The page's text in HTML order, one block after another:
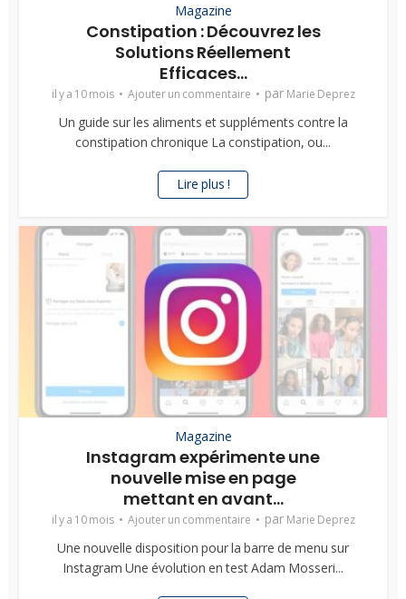
Magazine
Constipation : Découvrez les
Solutions Réellement
Efficaces...
il y a 10 mois Ajouter un commentaire par Marie Deprez
Un guide sur les aliments et suppléments contre la
constipation chronique La constipation, ou...
Lire plus !
Magazine
Instagram expérimente une
nouvelle mise en page
mettant en avant...
il y a 10 mois Ajouter un commentaire par Marie Deprez
Une nouvelle disposition pour la barre de menu sur
Instagram Une évolution en test Adam Mosseri...